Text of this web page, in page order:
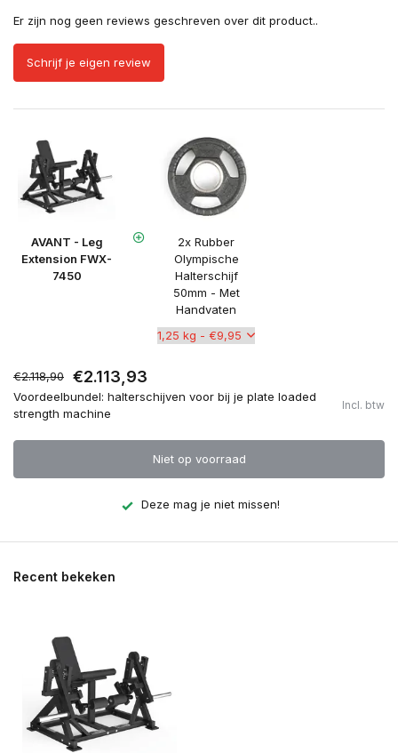
Er zijn nog geen reviews geschreven over dit product..
Schrijf je eigen review
AVANT - Leg
Extension FWX-
7450
2x Rubber
Olympische
Halterschijf
50mm - Met
Handvaten
€2.118,90 €2.113,93
Voordeelbundel: halterschijven voor bij je plate loaded
strength machine
Incl. btw
Niet op voorraad
Deze mag je niet missen!
Recent bekeken